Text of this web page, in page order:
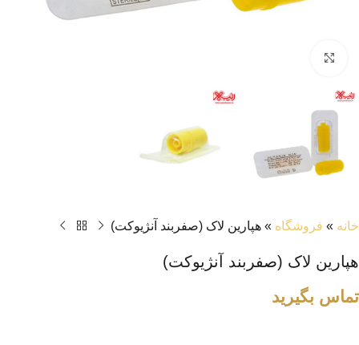
خانه » فروشگاه » هپارین لاک (صفربند آنژیوکت)
هپارین لاک (صفربند آنژیوکت)
تماس بگیرید